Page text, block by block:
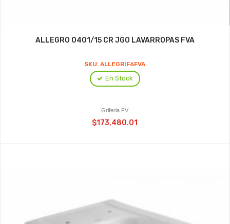
ALLEGRO 0401/15 CR JGO LAVARROPAS FVA
SKU: ALLEGRIF6FVA
En Stock
Griferia FV
$173,480.01